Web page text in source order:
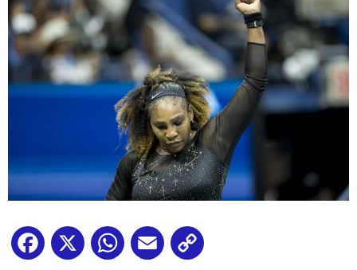
Facebook
X WhatsApp
Email